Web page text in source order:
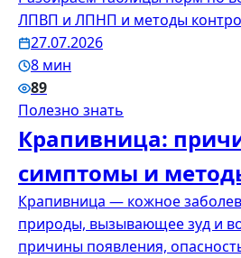
ЛПВП и ЛПНП и методы
27.07.2026
8 мин
89
Полезно знать
Крапивница:
симптомы и
Крапивница — кожное
природы, вызывающее зуд и
причины появления,